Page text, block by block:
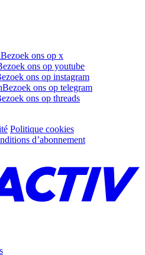
Bezoek ons op x
ons op youtube
ons op instagram
Bezoek ons op telegram
ons op threads
Politique cookies
d’abonnement